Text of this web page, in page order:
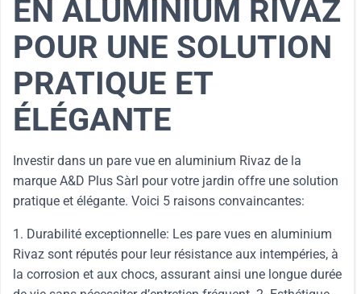
EN ALUMINIUM RIVAZ
POUR UNE SOLUTION
PRATIQUE ET
ÉLÉGANTE
Investir dans un pare vue en aluminium Rivaz de la
marque A&D Plus Sàrl pour votre jardin offre une solution
pratique et élégante. Voici 5 raisons convaincantes:
1. Durabilité exceptionnelle: Les pare vues en aluminium
Rivaz sont réputés pour leur résistance aux intempéries, à
la corrosion et aux chocs, assurant ainsi une longue durée